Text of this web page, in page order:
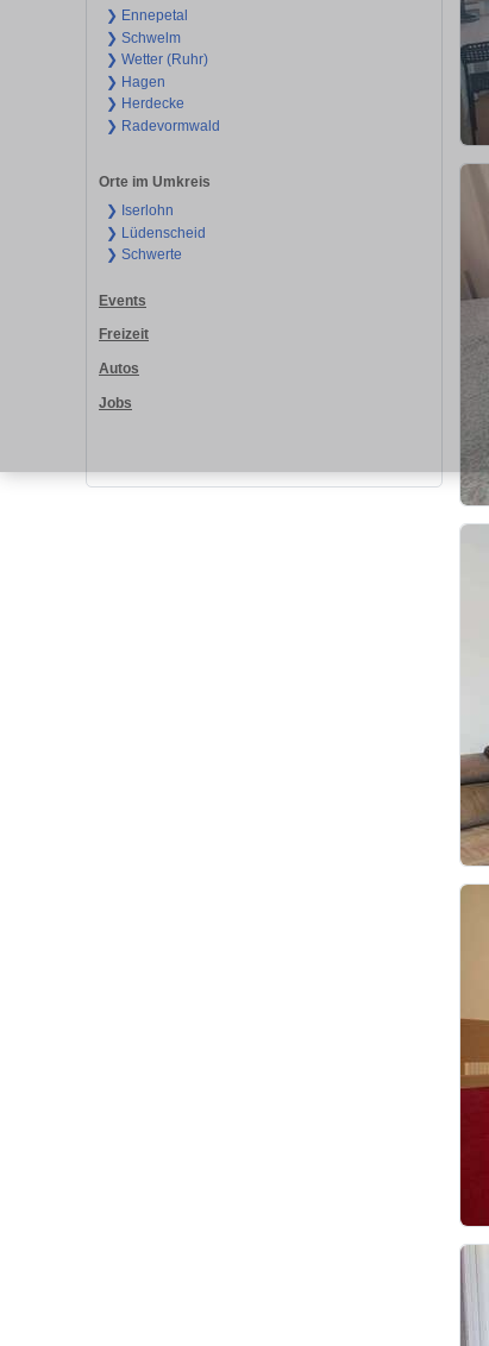
❯ Ennepetal
❯ Schwelm
❯ Wetter (Ruhr)
❯ Hagen
❯ Herdecke
❯ Radevormwald
Orte im Umkreis
❯ Iserlohn
❯ Lüdenscheid
❯ Schwerte
Events
Freizeit
Autos
Jobs